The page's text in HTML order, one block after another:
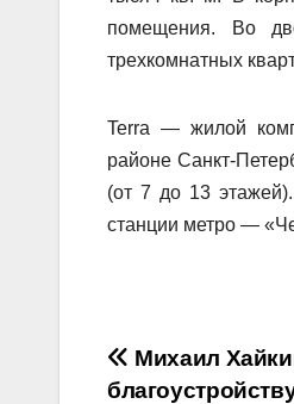
помещения. Во
трехкомнатных
Terra — жилой
районе Санкт-
(от 7 до 13
станции метро —
Михаил